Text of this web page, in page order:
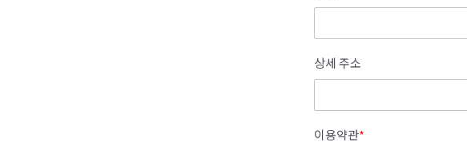
상세 주소
이용약관*